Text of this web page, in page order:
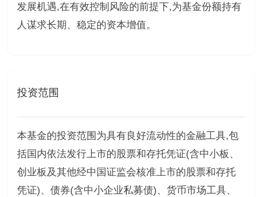
发展机遇,在有效控制风险的前提下,为基金份额持有
人谋求长期、稳定的资本增值。
投资范围
本基金的投资范围为具有良好流动性的金融工具,包
括国内依法发行上市的股票和存托凭证(含中小板、
创业板及其他经中国证监会核准上市的股票和存托
凭证)、债券(含中小企业私募债)、货币市场工具、